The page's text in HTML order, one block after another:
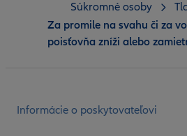
Informácie o poskytovateľovi
Súkromné osoby
Za promile na svahu či za
poisťovňa zníži alebo